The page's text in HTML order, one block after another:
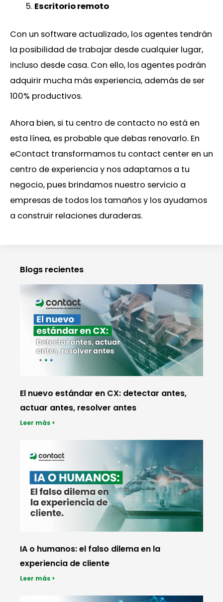
Escritorio remoto
Con un software actualizado, los agentes tendrán
la posibilidad de trabajar desde cualquier lugar,
incluso desde casa. Con ello, los agentes podrán
adquirir mucha más experiencia, además de ser
100% productivos.
Ahora bien, si tu centro de contacto no está en
esta línea, es probable que debas renovarlo. En
eContact transformamos tu contact center en un
centro de experiencia y nos adaptamos a tu
negocio, pues brindamos nuestro servicio a
empresas de todos los tamaños y los ayudamos
a construir relaciones duraderas.
Blogs recientes
El nuevo estándar en CX: detectar antes,
actuar antes, resolver antes
Leer más >
IA o humanos: el falso dilema en la
experiencia de cliente
Leer más >